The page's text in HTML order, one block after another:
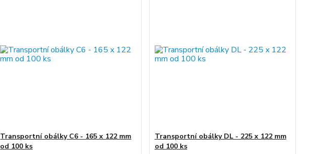
Transportní obálky C6 - 165 x 122 mm
od 100 ks
Transportní obálky DL - 225 x 122 mm
od 100 ks